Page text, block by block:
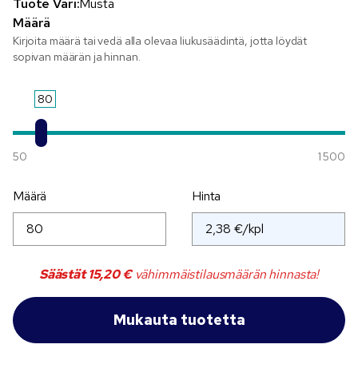
Tuote Väri:Musta
Määrä
Kirjoita määrä tai vedä alla olevaa liukusäädintä, jotta löydät
sopivan määrän ja hinnan.
80
50 1 500
Määrä Hinta
Säästät15,20 €vähimmäistilausmäärän hinnasta!